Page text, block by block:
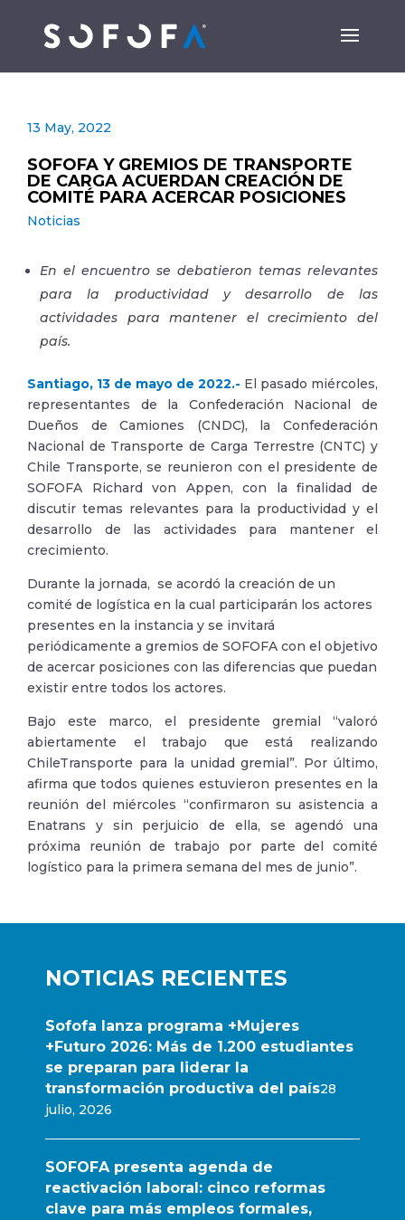
NOTICIAS RECIENTES
Sofofa lanza programa +Mujeres
+Futuro 2026: Más de 1.200 estudiantes
se preparan para liderar la
transformación productiva del país28
julio, 2026
SOFOFA presenta agenda de
reactivación laboral: cinco reformas
clave para más empleos formales,
13 May, 2022
SOFOFA Y GREMIOS DE TRANSPORTE
DE CARGA ACUERDAN CREACIÓN DE
COMITÉ PARA ACERCAR POSICIONES
Noticias
En el encuentro se debatieron temas relevantes
para la productividad y desarrollo de las
actividades para mantener el crecimiento del
país.
Santiago, 13 de mayo de 2022.- El pasado miércoles,
representantes de la Confederación Nacional de
Dueños de Camiones (CNDC), la Confederación
Nacional de Transporte de Carga Terrestre (CNTC) y
Chile Transporte, se reunieron con el presidente de
SOFOFA Richard von Appen, con la finalidad de
discutir temas relevantes para la productividad y el
desarrollo de las actividades para mantener el
crecimiento.
Durante la jornada, se acordó la creación de un
comité de logística en la cual participarán los actores
presentes en la instancia y se invitará
periódicamente a gremios de SOFOFA con el objetivo
de acercar posiciones con las diferencias que puedan
existir entre todos los actores.
Bajo este marco, el presidente gremial “valoró
abiertamente el trabajo que está realizando
ChileTransporte para la unidad gremial”. Por último,
afirma que todos quienes estuvieron presentes en la
reunión del miércoles “confirmaron su asistencia a
Enatrans y sin perjuicio de ella, se agendó una
próxima reunión de trabajo por parte del comité
logístico para la primera semana del mes de junio”.